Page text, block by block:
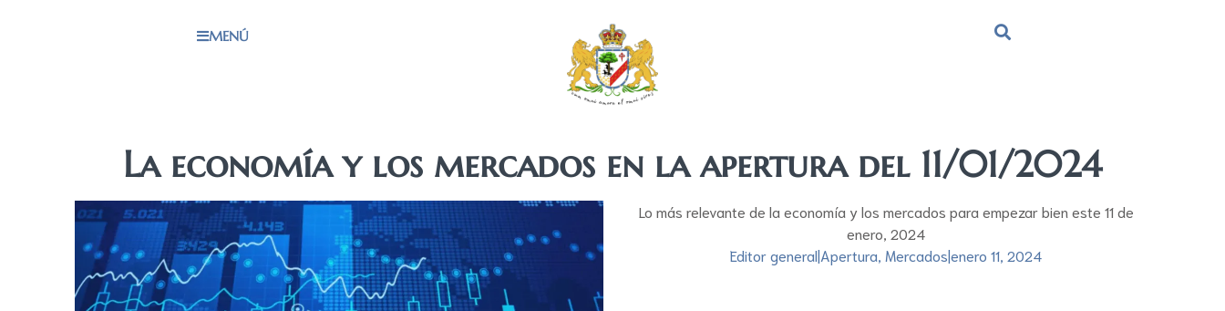
MENÚ
La economía y los mercados en la apertura del 11/01/2024
Lo más relevante de la economía y los mercados para empezar bien este 11 de
enero, 2024
Editor general|Apertura Mercados|enero 11, 2024